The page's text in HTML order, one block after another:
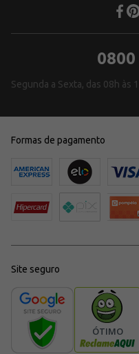
Segunda a Sexta, das 08h às
Formas de pagamento
Site seguro